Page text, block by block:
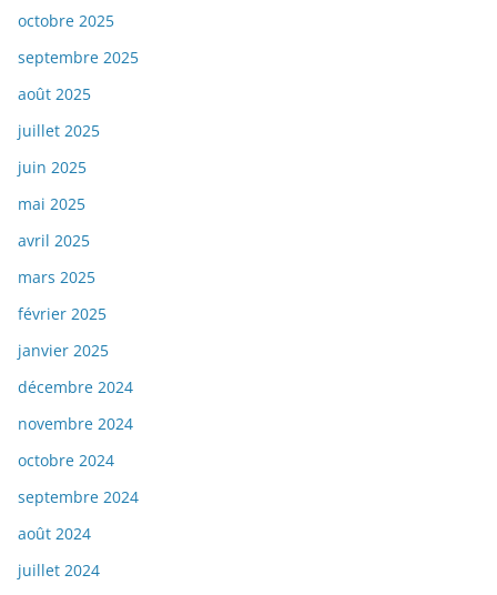
octobre 2025
septembre 2025
août 2025
juillet 2025
juin 2025
mai 2025
avril 2025
mars 2025
février 2025
janvier 2025
décembre 2024
novembre 2024
octobre 2024
septembre 2024
août 2024
juillet 2024